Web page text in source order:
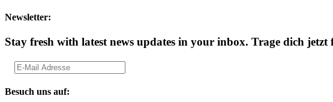
Newsletter:
Stay fresh with latest news updates in your inbox. Trage dich jetzt
Besuch uns auf: